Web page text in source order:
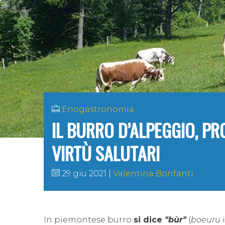
Enogastronomia
IL BURRO D’ALPEGGIO,
VIRTÙ SALUTARI
29 giu 2021 Valentina Bonfanti
In piemontese burro si dice "bùr"(boeuru